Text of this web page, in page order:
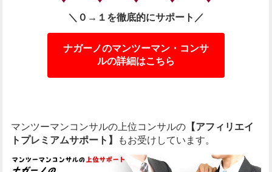
＼０→１を徹底的にサポート／
ナガーノのマンツーマン・コンサ
ルの詳細はこちら
マンツーマンコンサルの上位コンサルの【アフィリエイ
トプレミアムサポート】
もお受けしています。